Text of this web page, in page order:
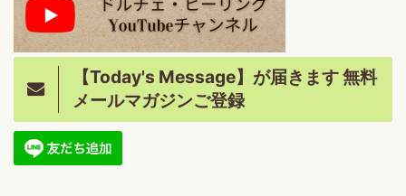
【Today's Message】が届きます 無料
メールマガジンご登録